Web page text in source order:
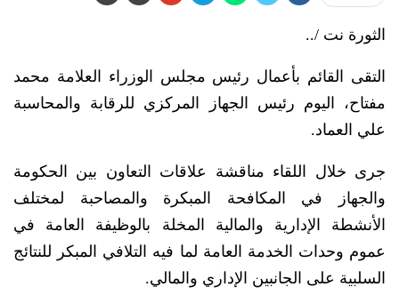
الثورة نت /..
التقى القائم بأعمال رئيس مجلس الوزراء العلامة محمد
مفتاح، اليوم رئيس الجهاز المركزي للرقابة والمحاسبة
علي العماد.
جرى خلال اللقاء مناقشة علاقات التعاون بين الحكومة
والجهاز في المكافحة المبكرة والمصاحبة لمختلف
الأنشطة الإدارية والمالية المخلة بالوظيفة العامة في
عموم وحدات الخدمة العامة لما فيه التلافي المبكر للنتائج
السلبية على الجانبين الإداري والمالي.